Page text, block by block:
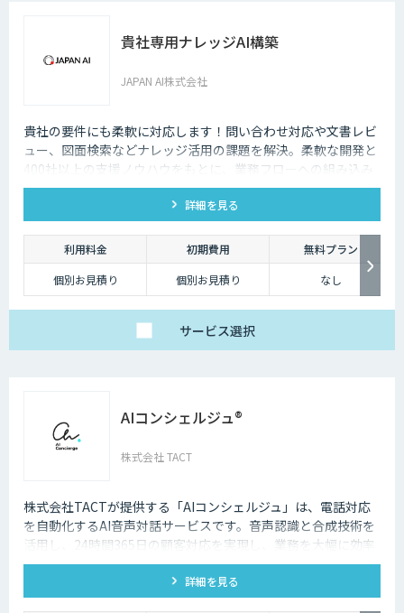
貴社専用ナレッジAI構築
JAPAN AI株式会社
貴社の要件にも柔軟に対応します！問い合わせ対応や文書レビ
ュー、図面検索などナレッジ活用の課題を解決。柔軟な開発と
400社以上の支援ノウハウをもとに、業務フローへの組み込み
からセキュアな環境構築まで対応します。
詳細を見る
利用料金 初期費用
無料プラン
個別お見積り
個別お見積り なし
サービス選択
AIコンシェルジュ®
株式会社 TACT
株式会社TACTが提供する「AIコンシェルジュ」は、電話対応
を自動化するAI音声対話サービスです。音声認識と合成技術を
活用し、24時間365日の顧客対応を実現し、業務を大幅に効率
化します。
詳細を見る